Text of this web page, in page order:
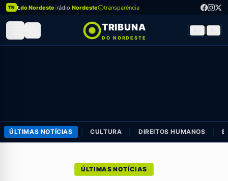
TN t.do Nordeste rádio Nordeste transparência
TRIBUNA
DO NORDESTE
ÚLTIMAS NOTÍCIAS CULTURA DIREITOS HUMANOS
ÚLTIMAS NOTÍCIAS